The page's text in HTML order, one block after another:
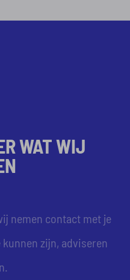
WAT WIJ
nemen contact met je
zijn, adviseren